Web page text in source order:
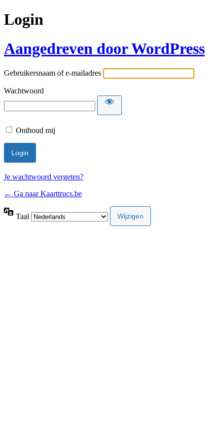
Login
Aangedreven door WordPress
Gebruikersnaam of e-mailadres
Wachtwoord
Onthoud mij
Je wachtwoord vergeten?
← Ga naar Kaarttrucs.be
Taal